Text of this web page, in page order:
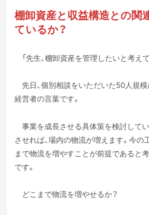
棚卸資産と収益構造との関
ているか？
「先生、棚卸資産を管理したいと考え
先日、個別相談をいただいた50人規
経営者の言葉です。
事業を成長させる具体策を検討して
させれば、場内の物流が増えます。今の
まで物流を増やすことが前提であると
です。
どこまで物流を増やせるか？